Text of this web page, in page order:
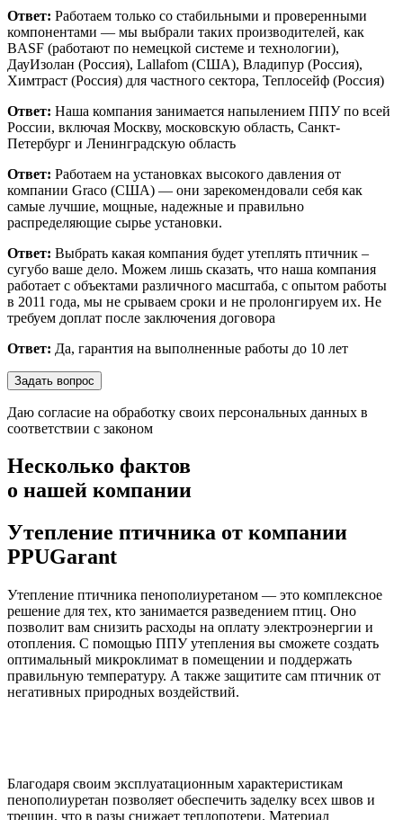
Ответ: Работаем только со стабильными и проверенными
компонентами — мы выбрали таких производителей, как
BASF (работают по немецкой системе и технологии),
ДауИзолан (Россия), Lallafom (США), Владипур (Россия),
Химтраст (Россия) для частного сектора, Теплосейф (Россия)
Ответ: Наша компания занимается напылением ППУ по всей
России, включая Москву, московскую область, Санкт-
Петербург и Ленинградскую область
Ответ: Работаем на установках высокого давления от
компании Graco (США) — они зарекомендовали себя как
самые лучшие, мощные, надежные и правильно
распределяющие сырье установки.
Ответ: Выбрать какая компания будет утеплять птичник –
сугубо ваше дело. Можем лишь сказать, что наша компания
работает с объектами различного масштаба, с опытом работы
в 2011 года, мы не срываем сроки и не пролонгируем их. Не
требуем доплат после заключения договора
Ответ: Да, гарантия на выполненные работы до 10 лет
Задать вопрос
Даю согласие на обработку своих персональных данных в
соответствии с законом
Несколько фактов
о нашей компании
Утепление птичника от компании
PPUGarant
Утепление птичника пенополиуретаном — это комплексное
решение для тех, кто занимается разведением птиц. Оно
позволит вам снизить расходы на оплату электроэнергии и
отопления. С помощью ППУ утепления вы сможете создать
оптимальный микроклимат в помещении и поддержать
правильную температуру. А также защитите сам птичник от
негативных природных воздействий.
Благодаря своим эксплуатационным характеристикам
пенополиуретан позволяет обеспечить заделку всех швов и
трещин, что в разы снижает теплопотери. Материал